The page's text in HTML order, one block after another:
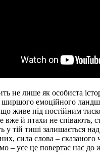
не лише як особиста
ширшого емоційного
живе під постійним
вже й птахи не співають,
у тій тиші залишається
сила слова –
– усе це повертає нас до